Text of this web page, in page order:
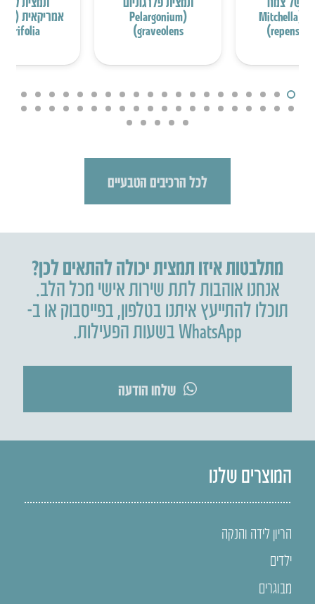
המיצ’לה (Mitchella
repens
(Pelargonium
graveolens)
לכל הרכיבים הטבעיים
מתלבטות איזו תמצית יכולה להתאים לכן?
אנחנו אוהבות לתת שירות אישי מכל הלב.
תוכלו להתייעץ איתנו בטלפון,בפייסבוק או ב-
WhatsApp בשעות הפעילות.
שלחו הודעה
המוצרים שלנו
הריון לידה והנקה
ילדים
מבוגרים